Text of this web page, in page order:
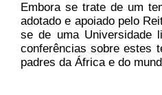
Embora se trate de um
adotado e apoiado pelo
se de uma Universidade
conferências sobre estes
padres da África e do